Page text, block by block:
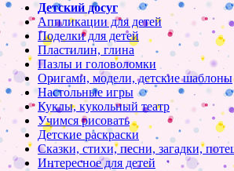
Детский досуг
Аппликации для детей
Поделки для детей
Пластилин, глина
Пазлы и головоломки
Оригами, модели, детские шаблоны
Настольные игры
Куклы, кукольный театр
Учимся рисовать
Детские раскраски
Сказки, стихи, песни, загадки,
Интересное для детей